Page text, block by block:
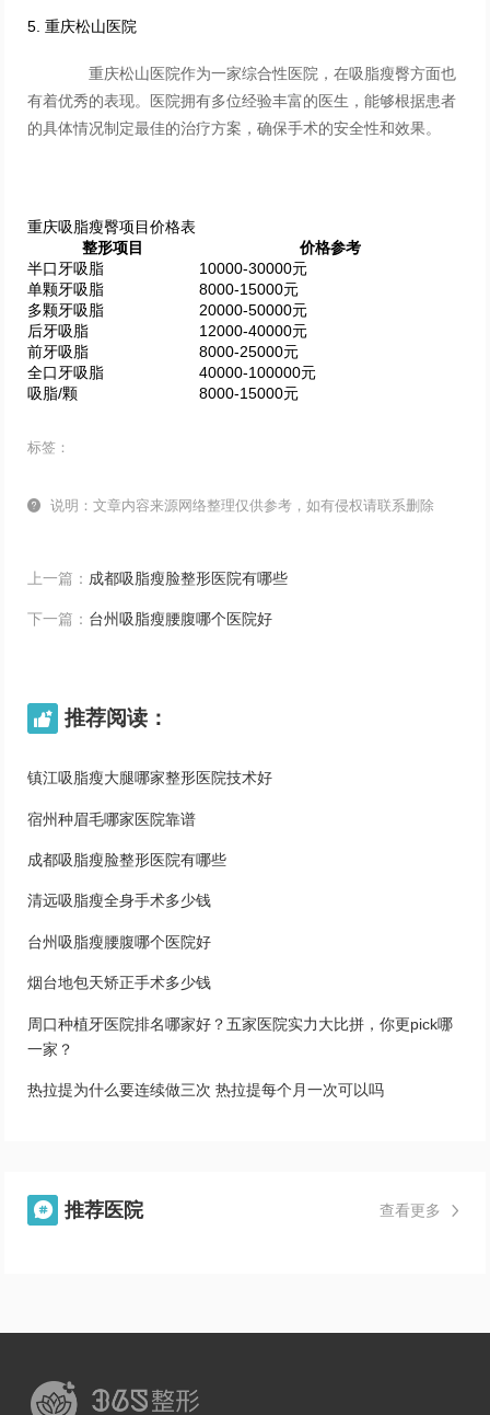
5. 重庆松山医院
重庆松山医院作为一家综合性医院，在吸脂瘦臀方面也
有着优秀的表现。医院拥有多位经验丰富的医生，能够根据患者
的具体情况制定最佳的治疗方案，确保手术的安全性和效果。
重庆吸脂瘦臀项目价格表
整形项目
价格参考
半口牙吸脂
10000-30000元
单颗牙吸脂
8000-15000元
多颗牙吸脂
20000-50000元
后牙吸脂
12000-40000元
前牙吸脂
8000-25000元
全口牙吸脂
40000-100000元
吸脂/颗
8000-15000元
标签：
 说明：文章内容来源网络整理仅供参考，如有侵权请联系删除
上一篇： 成都吸脂瘦脸整形医院有哪些
下一篇： 台州吸脂瘦腰腹哪个医院好
 推荐阅读：
镇江吸脂瘦大腿哪家整形医院技术好
宿州种眉毛哪家医院靠谱
成都吸脂瘦脸整形医院有哪些
清远吸脂瘦全身手术多少钱
台州吸脂瘦腰腹哪个医院好
烟台地包天矫正手术多少钱
周口种植牙医院排名哪家好？五家医院实力大比拼，你更pick哪
一家？
热拉提为什么要连续做三次 热拉提每个月一次可以吗
 推荐医院 查看更多 